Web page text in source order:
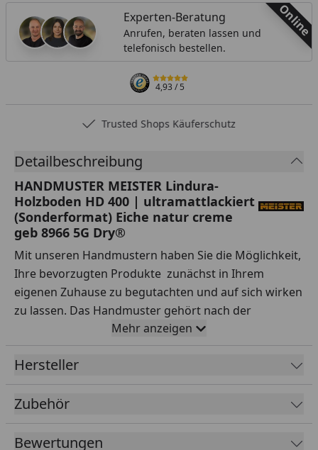
Online
Experten-Beratung
Anrufen, beraten lassen und
telefonisch bestellen.
4,93/ 5
Trusted Shops Käuferschutz
Detailbeschreibung
HANDMUSTER MEISTER Lindura-
Holzboden HD 400 | ultramattlackiert
(Sonderformat) Eiche natur creme
geb 8966 5G Dry®
Mit unseren Handmustern haben Sie die Möglichkeit,
Ihre bevorzugten Produkte zunächst in Ihrem
eigenen Zuhause zu begutachten und auf sich wirken
zu lassen. Das Handmuster gehört nach der
Lieferung Ihnen, sodass Sie es nach Belieben testen
können.
Sorgfältige Auswahl:
verschiedener Sortimente, Hersteller, Preisklassen
und Qualitäten ausgiebig.
Mehr anzeigen
Hersteller
Zubehör
Bewertungen